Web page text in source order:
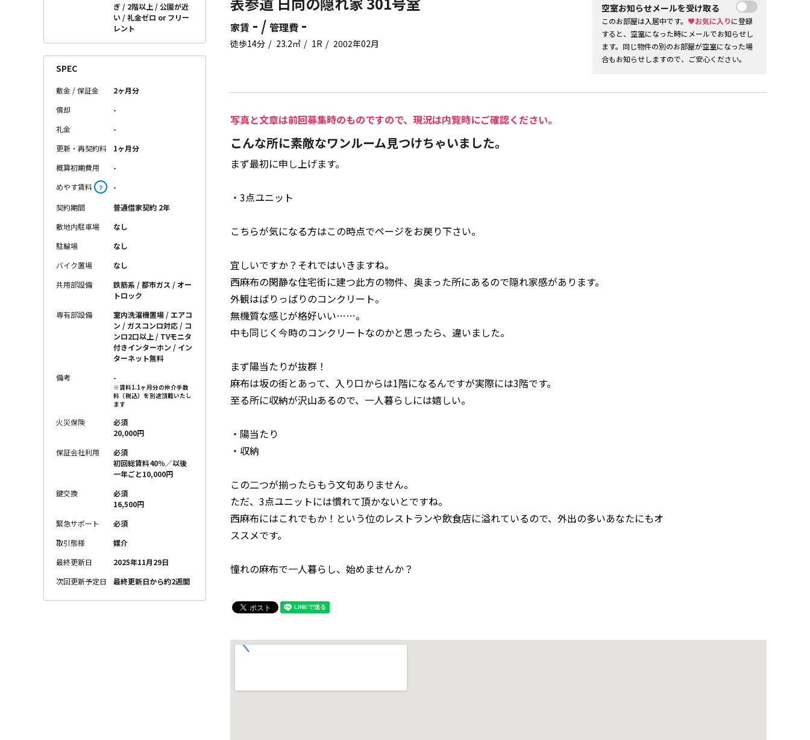
家賃 - / 管理費 -
徒歩14分 23.2㎡ 1R 2002年02月
空室お知らせメールを受け取る
このお部屋は入居中です。 ♥お気に入りに登録
すると、空室になった時にメールでお知らせし
ます。同じ物件の別のお部屋が空室になった場
合もお知らせしますので、ご安心ください。
写真と文章は前回募集時のものですので、現況は内覧時にご確認ください。
こんな所に素敵なワンルーム見つけちゃいました。
まず最初に申し上げます。
・3点ユニット
こちらが気になる方はこの時点でページをお戻り下さい。
宜しいですか？それではいきますね。
西麻布の閑静な住宅街に建つ此方の物件、奥まった所にあるので隠れ家感があります。
外観はばりっばりのコンクリート。
無機質な感じが格好いい……。
中も同じく今時のコンクリートなのかと思ったら、違いました。
まず陽当たりが抜群！
麻布は坂の街とあって、入り口からは1階になるんですが実際には3階です。
至る所に収納が沢山あるので、一人暮らしには嬉しい。
・陽当たり
・収納
この二つが揃ったらもう文句ありません。
ただ、3点ユニットには慣れて頂かないとですね。
西麻布にはこれでもか！という位のレストランや飲食店に溢れているので、外出の多いあなたにもオ
ススメです。
憧れの麻布で一人暮らし、始めませんか？
ぎ
2階以上
公園が近
い
礼金ゼロ or フリー
レント
SPEC
敷金 / 保証金
2ヶ月分
償却
-
礼金
-
更新・再契約料
1ヶ月分
概算初期費用
-
めやす賃料
？ -
契約期間
普通借家契約 2年
敷地内駐車場
なし
駐輪場
なし
バイク置場
なし
共用部設備
鉄筋系 / 都市ガス / オー
トロック
専有部設備
室内洗濯機置場 / エアコ
ン / ガスコンロ対応 / コ
ンロ2口以上 / TVモニタ
付きインターホン / イン
ターネット無料
備考
-
※賃料1.1ヶ月分の仲介手数
料（税込）を別途頂戴いたし
ます
火災保険
必須
20,000円
保証会社利用
必須
初回総賃料40％／以後
一年ごと10,000円
鍵交換
必須
16,500円
緊急サポート
必須
取引態様
媒介
最終更新日
2025年11月29日
次回更新予定日
最終更新日から約2週間